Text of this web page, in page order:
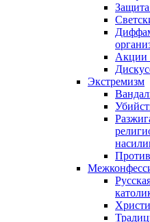
Защита
Акции
Экстремизм